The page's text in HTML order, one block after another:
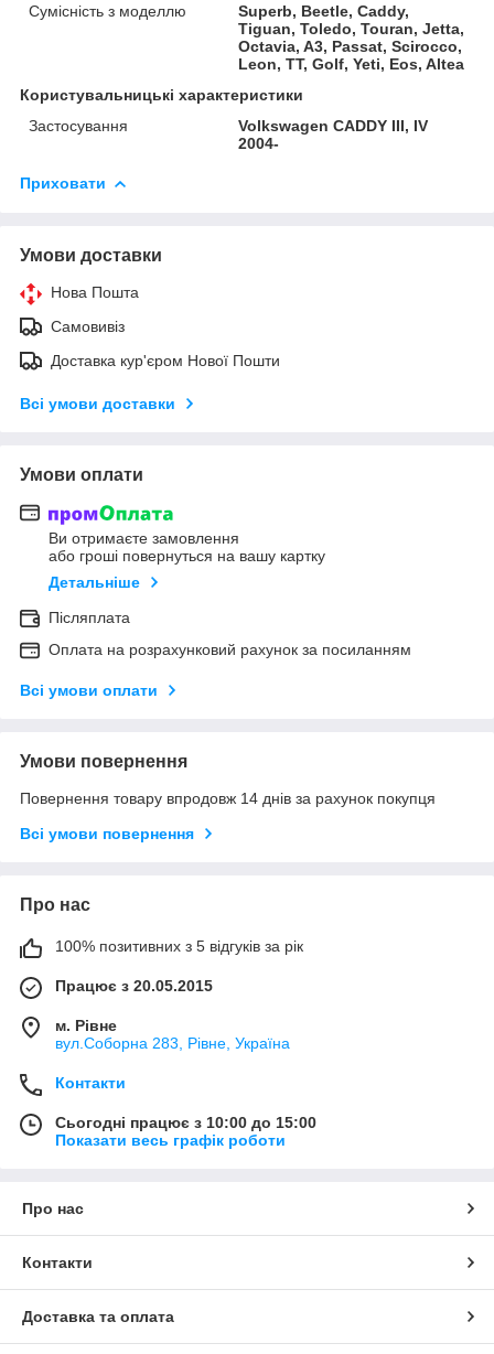
Сумісність з моделлю
Superb, Beetle, Caddy,
Tiguan, Toledo, Touran, Jetta,
Octavia, A3, Passat, Scirocco,
Leon, TT, Golf, Yeti, Eos, Altea
Користувальницькі характеристики
Застосування
Volkswagen CADDY III, IV
2004-
Приховати
Умови доставки
Нова Пошта
Самовивіз
Доставка кур'єром Нової Пошти
Всі умови доставки
Умови оплати
Ви отримаєте замовлення
або гроші повернуться на вашу картку
Детальніше
Післяплата
Оплата на розрахунковий рахунок за посиланням
Всі умови оплати
Умови повернення
Повернення товару впродовж 14 днів за рахунок покупця
Всі умови повернення
Про нас
100% позитивних з 5 відгуків за рік
Працює з 20.05.2015
м. Рівне
вул.Соборна 283, Рівне, Україна
Контакти
Сьогодні працює з 10:00 до 15:00
Показати весь графік роботи
Про нас
Контакти
Доставка та оплата